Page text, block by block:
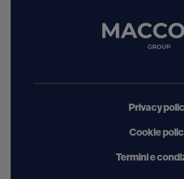
Privacy
Cookie
Termini e